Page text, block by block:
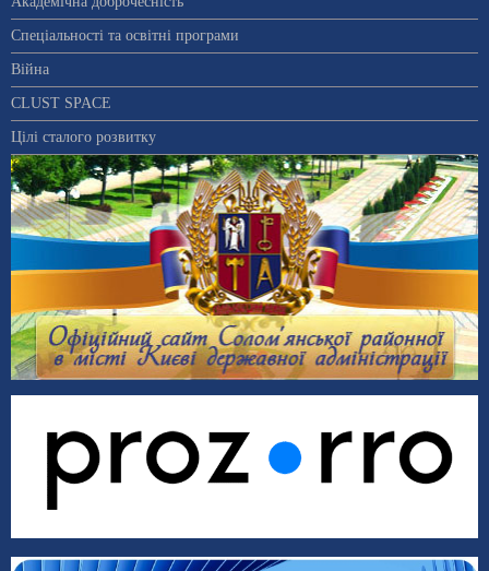
Спеціальності та освітні програми
Війна
CLUST SPACE
Цілі сталого розвитку